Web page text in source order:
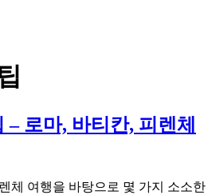
로마, 바티칸, 피렌체
체 여행을 바탕으로 몇 가지 소소한